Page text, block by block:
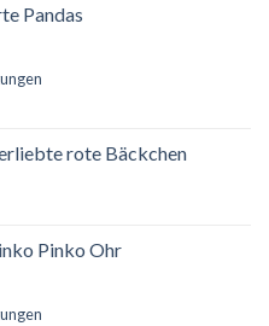
Pandas
rote Bäckchen
Pinko Ohr